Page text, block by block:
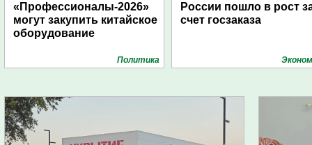
«Профессионалы-2026»
могут закупить китайское
оборудование
Политика
России пошло в рост
счет госзаказа